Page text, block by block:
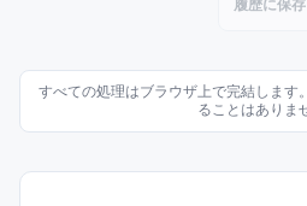
履歴に保存
すべての処理はブラウザ上で完結します
ることはありま